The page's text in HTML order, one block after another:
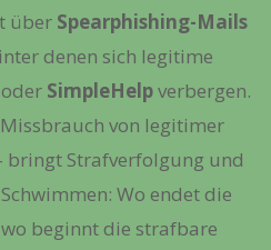
über Spearphishing-Mails
denen sich legitime
oder SimpleHelpverbergen.
von legitimer
bringt Strafverfolgung und
Wo endet die
beginnt die strafbare